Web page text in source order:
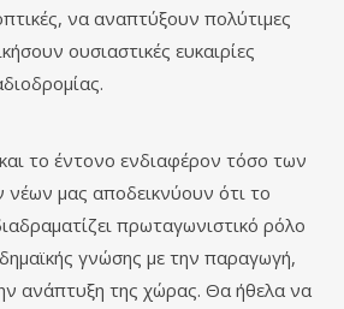
να αναπτύξουν πολύτιμες
ουσιαστικές ευκαιρίες
το έντονο ενδιαφέρον τόσο των
νέων μας αποδεικνύουν ότι το
πρωταγωνιστικό ρόλο
γνώσης με την παραγωγή,
ανάπτυξη της χώρας. Θα ήθελα να